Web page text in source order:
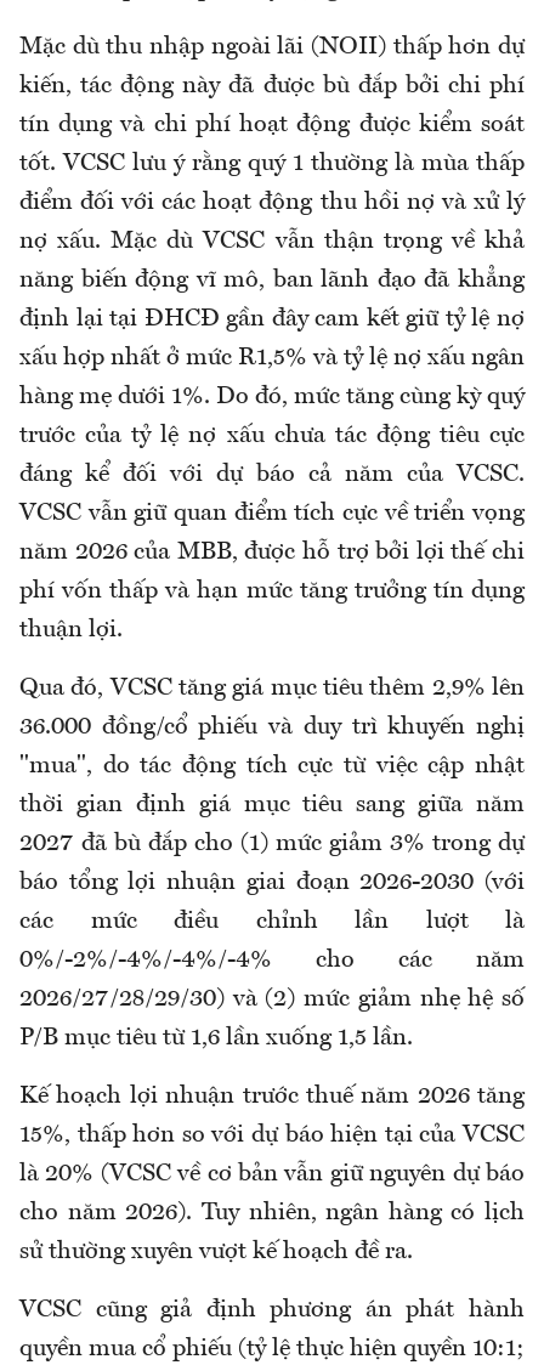
Mặc dù thu nhập ngoài lãi (NOII) thấp hơn dự
kiến, tác động này đã được bù đắp bởi chi phí
tín dụng và chi phí hoạt động được kiểm soát
tốt. VCSC lưu ý rằng quý 1 thường là mùa thấp
điểm đối với các hoạt động thu hồi nợ và xử lý
nợ xấu. Mặc dù VCSC vẫn thận trọng về khả
năng biến động vĩ mô, ban lãnh đạo đã khẳng
định lại tại ĐHCĐ gần đây cam kết giữ tỷ lệ nợ
xấu hợp nhất ở mức ≤1,5% và tỷ lệ nợ xấu ngân
hàng mẹ dưới 1%. Do đó, mức tăng cùng kỳ quý
trước của tỷ lệ nợ xấu chưa tác động tiêu cực
đáng kể đối với dự báo cả năm của VCSC.
VCSC vẫn giữ quan điểm tích cực về triển vọng
năm 2026 của MBB, được hỗ trợ bởi lợi thế chi
phí vốn thấp và hạn mức tăng trưởng tín dụng
thuận lợi.
Qua đó, VCSC tăng giá mục tiêu thêm 2,9% lên
36.000 đồng/cổ phiếu và duy trì khuyến nghị
"mua", do tác động tích cực từ việc cập nhật
thời gian định giá mục tiêu sang giữa năm
2027 đã bù đắp cho (1) mức giảm 3% trong dự
báo tổng lợi nhuận giai đoạn 2026-2030 (với
các mức điều chỉnh lần lượt là
0%/-2%/-4%/-4%/-4% cho các năm
2026/27/28/29/30) và (2) mức giảm nhẹ hệ số
P/B mục tiêu từ 1,6 lần xuống 1,5 lần.
Kế hoạch lợi nhuận trước thuế năm 2026 tăng
15%, thấp hơn so với dự báo hiện tại của VCSC
là 20% (VCSC về cơ bản vẫn giữ nguyên dự báo
cho năm 2026). Tuy nhiên, ngân hàng có lịch
sử thường xuyên vượt kế hoạch đề ra.
VCSC cũng giả định phương án phát hành
quyền mua cổ phiếu (tỷ lệ thực hiện quyền 10:1;